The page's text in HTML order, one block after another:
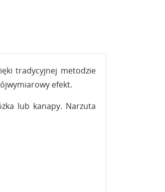
tradycyjnej metodzie
efekt.
lub kanapy. Narzuta